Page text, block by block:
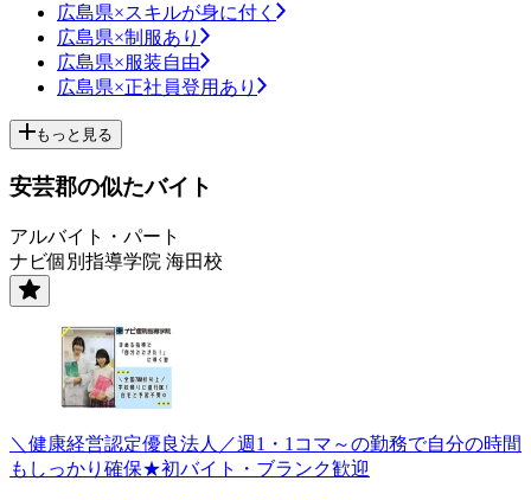
広島県×スキルが身に付く
広島県×制服あり
広島県×服装自由
広島県×正社員登用あり
もっと見る
安芸郡の似たバイト
アルバイト・パート
ナビ個別指導学院 海田校
＼健康経営認定優良法人／週1・1コマ～の勤務で自分の時間
もしっかり確保★初バイト・ブランク歓迎